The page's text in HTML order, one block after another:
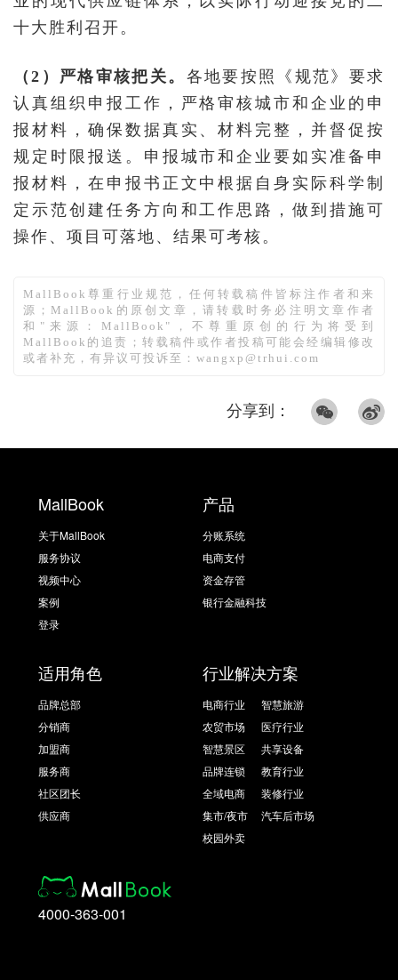
十大胜利召开。
（2）严格审核把关。 各地要按照《规范》要求
认真组织申报工作，严格审核城市和企业的申
报材料，确保数据真实、材料完整，并督促按
规定时限报送。申报城市和企业要如实准备申
报材料，在申报书正文中根据自身实际科学制
定示范创建任务方向和工作思路，做到措施可
操作、项目可落地、结果可考核。
MallBook尊重行业规范，任何转载稿件皆标注作者和来
源；MallBook的原创文章，请转载时务必注明文章作者
和"来源：MallBook"，不尊重原创的行为将受到
MallBook的追责；转载稿件或作者投稿可能会经编辑修改
或者补充，有异议可投诉至：wangxp@trhui.com
分享到：
MallBook
关于MallBook
服务协议
视频中心
案例
登录
产品
分账系统
电商支付
资金存管
银行金融科技
适用角色
品牌总部
分销商
加盟商
服务商
社区团长
供应商
行业解决方案
电商行业
智慧旅游
农贸市场
医疗行业
智慧景区
共享设备
品牌连锁
教育行业
全域电商
装修行业
集市/夜市
汽车后市场
校园外卖
4000-363-001